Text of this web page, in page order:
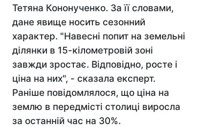
Тетяна Кононученко. За її словами,
дане явище носить сезонний
характер. "Навесні попит на земельні
ділянки в 15-кілометровій зоні
завжди зростає. Відповідно, росте і
ціна на них", - сказала експерт.
Раніше повідомлялося, що ціна на
землю в передмісті столиці виросла
за останній час на 30%.